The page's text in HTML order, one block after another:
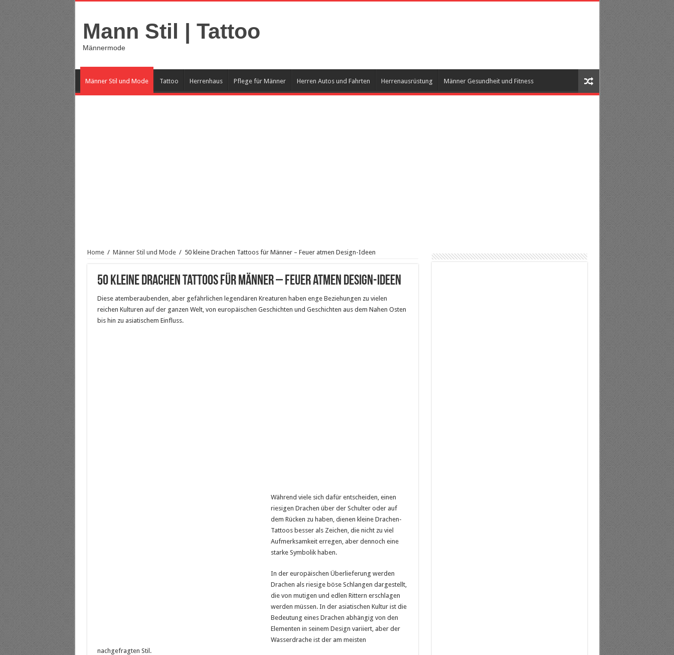
Mann Stil | Tattoo
Männermode
Männer Stil und Mode Tattoo Herrenhaus Pflege für Männer Herren Autos und Fahrten Herrenausrüstung Männer Gesundheit und Fitness
Home / Männer Stil und Mode / 50 kleine Drachen Tattoos für Männer – Feuer atmen Design-Ideen
50 kleine Drachen Tattoos für Männer – Feuer atmen Design-Ideen
Diese atemberaubenden, aber gefährlichen legendären Kreaturen haben enge Beziehungen zu vielen
reichen Kulturen auf der ganzen Welt, von europäischen Geschichten und Geschichten aus dem Nahen Osten
bis hin zu asiatischem Einfluss.
Während viele sich dafür entscheiden, einen
riesigen Drachen über der Schulter oder auf
dem Rücken zu haben, dienen kleine Drachen-
Tattoos besser als Zeichen, die nicht zu viel
Aufmerksamkeit erregen, aber dennoch eine
starke Symbolik haben.
In der europäischen Überlieferung werden
Drachen als riesige böse Schlangen dargestellt,
die von mutigen und edlen Rittern erschlagen
werden müssen. In der asiatischen Kultur ist die
Bedeutung eines Drachen abhängig von den
Elementen in seinem Design variiert, aber der
Wasserdrache ist der am meisten
nachgefragten Stil.